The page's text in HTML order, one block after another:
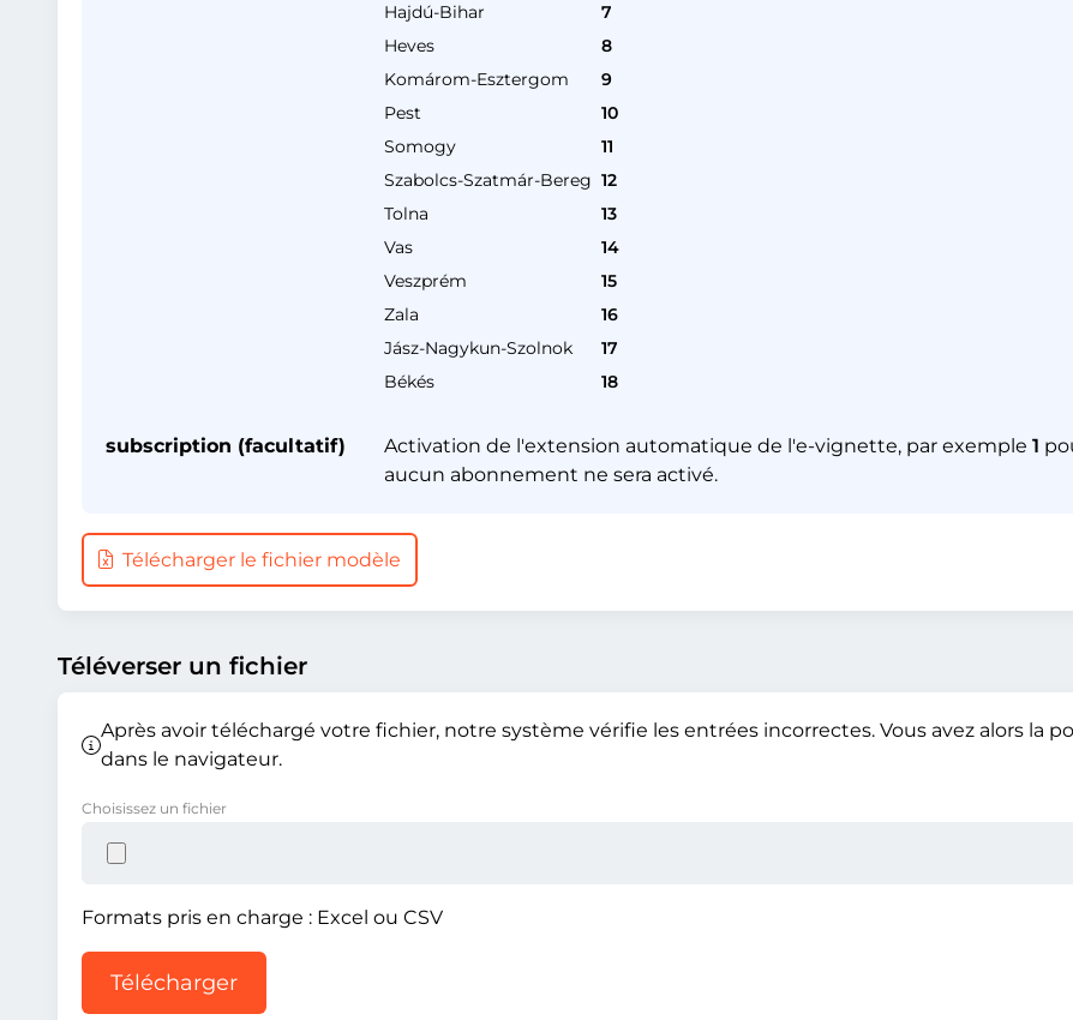
Hajdú-Bihar
7
Heves
8
Komárom-Esztergom
9
Pest
10
Somogy
11
Szabolcs-Szatmár-Bereg 12
Tolna
13
Vas
14
Veszprém
15
Zala
16
Jász-Nagykun-Szolnok
17
Békés
18
subscription (facultatif) Activation de l'extension automatique de l'e-vignette, par exemple 1
aucun abonnement ne sera activé.
Télécharger le fichier modèle
Téléverser un fichier
Après avoir téléchargé votre fichier, notre système vérifie les entrées incorrectes. Vous avez alors la
dans le navigateur.
Choisissez un fichier
Formats pris en charge : Excel ou CSV
Télécharger